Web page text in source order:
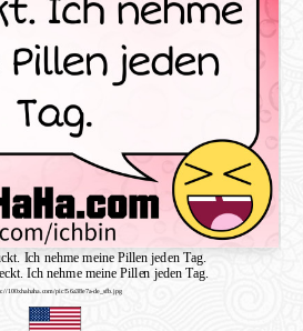
Ich nehme meine Pillen jeden Tag.
Ich nehme meine Pillen jeden Tag.
100xhahaha.com/pic!56a38e7a-de_sfb.jpg